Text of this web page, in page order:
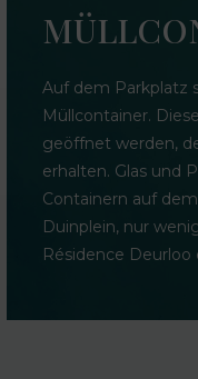
Auf dem Parkplatz
Müllcontainer.
geöffnet werden,
erhalten. Glas und
Containern auf
Duinplein, nur
Résidence